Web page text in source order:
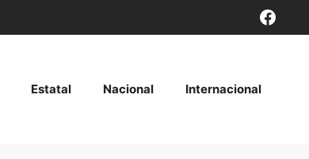
Estatal Nacional Internacional